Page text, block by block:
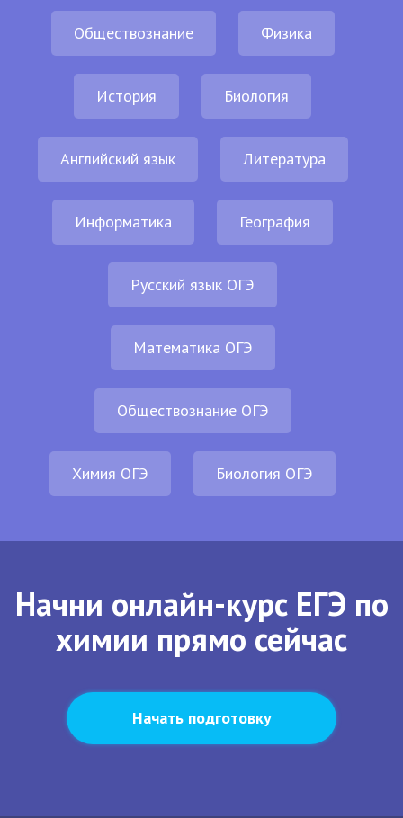
Обществознание Физика
История Биология
Английский язык Литература
Информатика География
Русский язык ОГЭ
Математика ОГЭ
Обществознание ОГЭ
Химия ОГЭ Биология ОГЭ
Начни онлайн-курс ЕГЭ по
химии прямо сейчас
Начать подготовку